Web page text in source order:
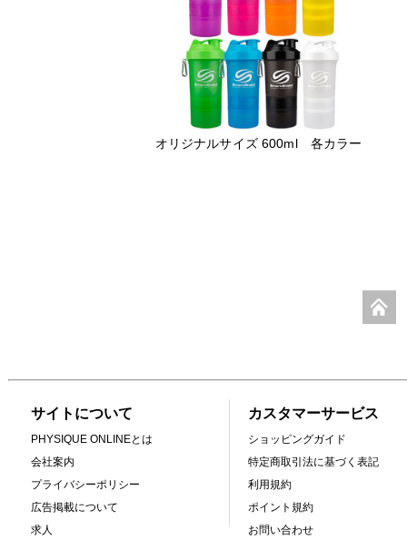
オリジナルサイズ 600ml 各カラー
サイトについて
PHYSIQUE ONLINEとは
会社案内
プライバシーポリシー
広告掲載について
求人
カスタマーサービス
ショッピングガイド
特定商取引法に基づく表記
利用規約
ポイント規約
お問い合わせ